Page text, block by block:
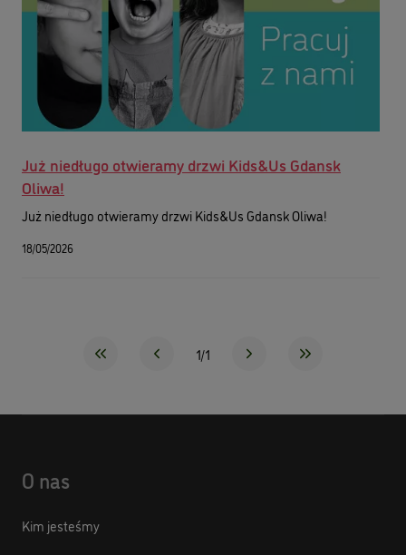
Już niedługo otwieramy drzwi Kids&Us Gdansk
Oliwa!
Już niedługo otwieramy drzwi Kids&Us Gdansk Oliwa!
18/05/2026
1/1
O nas
Kim jesteśmy